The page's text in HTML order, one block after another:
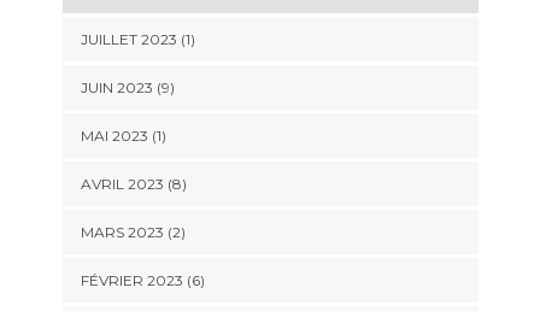
JUILLET 2023 (1)
JUIN 2023 (9)
MAI 2023 (1)
AVRIL 2023 (8)
MARS 2023 (2)
FÉVRIER 2023 (6)